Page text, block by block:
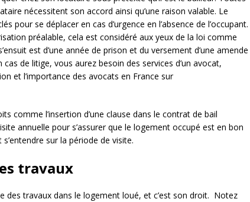
nécessitent son accord ainsi qu’une raison valable. Le
pour se déplacer en cas d’urgence en l’absence de l’occupant.
préalable, cela est considéré aux yeux de la loi comme
est d’une année de prison et du versement d’une amende
de litige, vous aurez besoin des services d’un avocat,
et l’importance des avocats en France sur
comme l’insertion d’une clause dans le contrat de bail
annuelle pour s’assurer que le logement occupé est en bon
sur la période de visite.
travaux
des travaux dans le logement loué, et c’est son droit. Notez